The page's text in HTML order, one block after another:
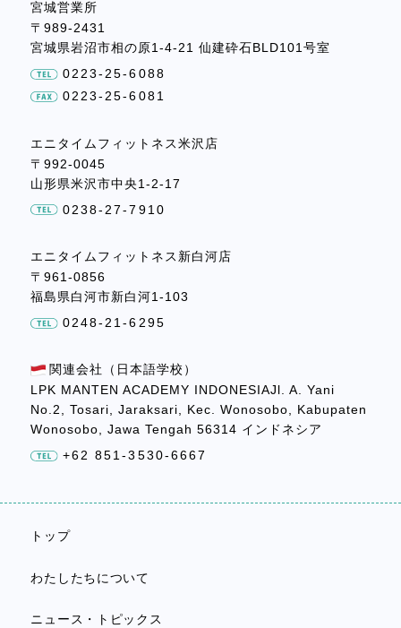
宮城営業所
〒989-2431
宮城県岩沼市相の原1-4-21仙建砕石BLD101号室
0223-25-6088
0223-25-6081
エニタイムフィットネス米沢店
〒992-0045
山形県米沢市中央1-2-17
0238-27-7910
エニタイムフィットネス新白河店
〒961-0856
福島県白河市新白河1-103
0248-21-6295
関連会社（日本語学校）
LPK MANTEN ACADEMY INDONESIAJl. A. Yani
No.2, Tosari, Jaraksari, Kec. Wonosobo, Kabupaten
Wonosobo, Jawa Tengah 56314 インドネシア
+62 851-3530-6667
トップ
わたしたちについて
ニュース・トピックス